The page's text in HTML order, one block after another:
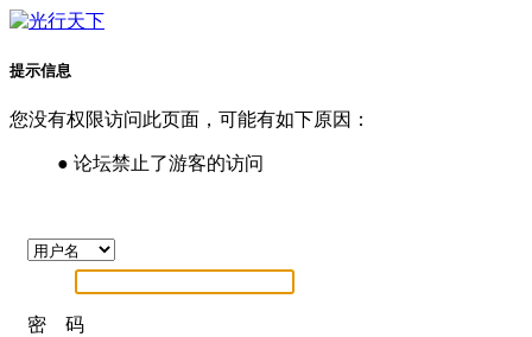
提示信息
您没有权限访问此页面，可能有如下原因：
● 论坛禁止了游客的访问
密 码